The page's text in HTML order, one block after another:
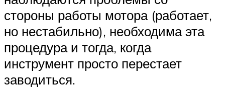
стороны работы мотора (работает,
но нестабильно), необходима эта
процедура и тогда, когда
инструмент просто перестает
заводиться.